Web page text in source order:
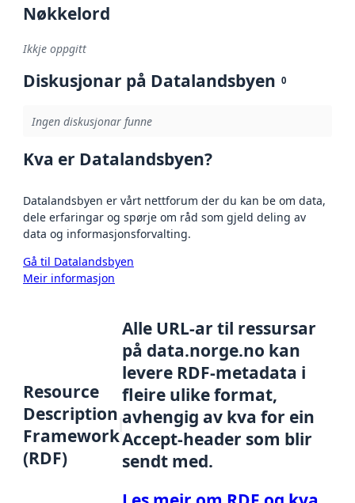
Nøkkelord
Ikkje oppgitt
Diskusjonar på Datalandsbyen 0
Ingen diskusjonar funne
Kva er Datalandsbyen?
Datalandsbyen er vårt nettforum der du kan be om data,
dele erfaringar og spørje om råd som gjeld deling av
data og informasjonsforvalting.
Gå til Datalandsbyen
Meir informasjon
Resource
Description
Framework
(RDF)
Alle URL-ar til ressursar
på data.norge.no kan
levere RDF-metadata i
fleire ulike format,
avhengig av kva for ein
Accept-header som blir
sendt med.